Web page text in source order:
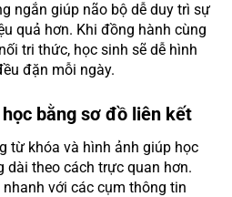
ngắn giúp não bộ dễ duy trì sự
quả hơn. Khi đồng hành cùng
tri thức, học sinh sẽ dễ hình
đặn mỗi ngày.
bằng sơ đồ liên kết
từ khóa và hình ảnh giúp học
dài theo cách trực quan hơn.
với các cụm thông tin